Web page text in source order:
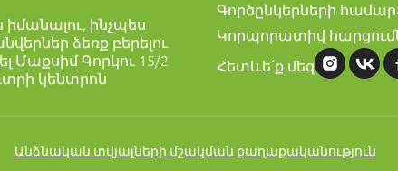
իմանալու, ինչպես
ձեռք բերելու
Մաքսիմ Գորկու 15/2
կենտրոն
Գործընկերների համար
Կորպորատիվ
Հետևե՛ք մեզ
Անձնական տվյալների մշակման քաղաքականություն